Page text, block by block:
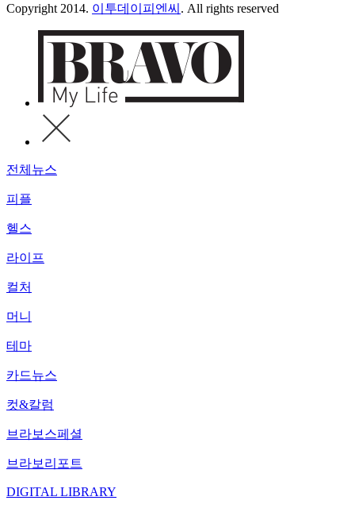
Copyright 2014. 이투데이피엔씨 . All rights reserved
전체뉴스
피플
헬스
라이프
컬처
머니
테마
카드뉴스
컷&칼럼
브라보스페셜
브라보리포트
DIGITAL LIBRARY